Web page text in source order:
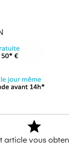
star
article vous